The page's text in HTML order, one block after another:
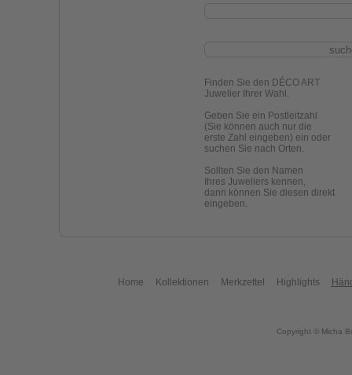
Finden Sie den DÉCO ART
Juwelier Ihrer Wahl.
Geben Sie ein Postleitzahl
(Sie können auch nur die
erste Zahl eingeben) ein oder
suchen Sie nach Orten.
Sollten Sie den Namen
Ihres Juweliers kennen,
dann können Sie diesen direkt
eingeben.
Home Kollektionen Merkzettel Highlights
Copyright © Micha